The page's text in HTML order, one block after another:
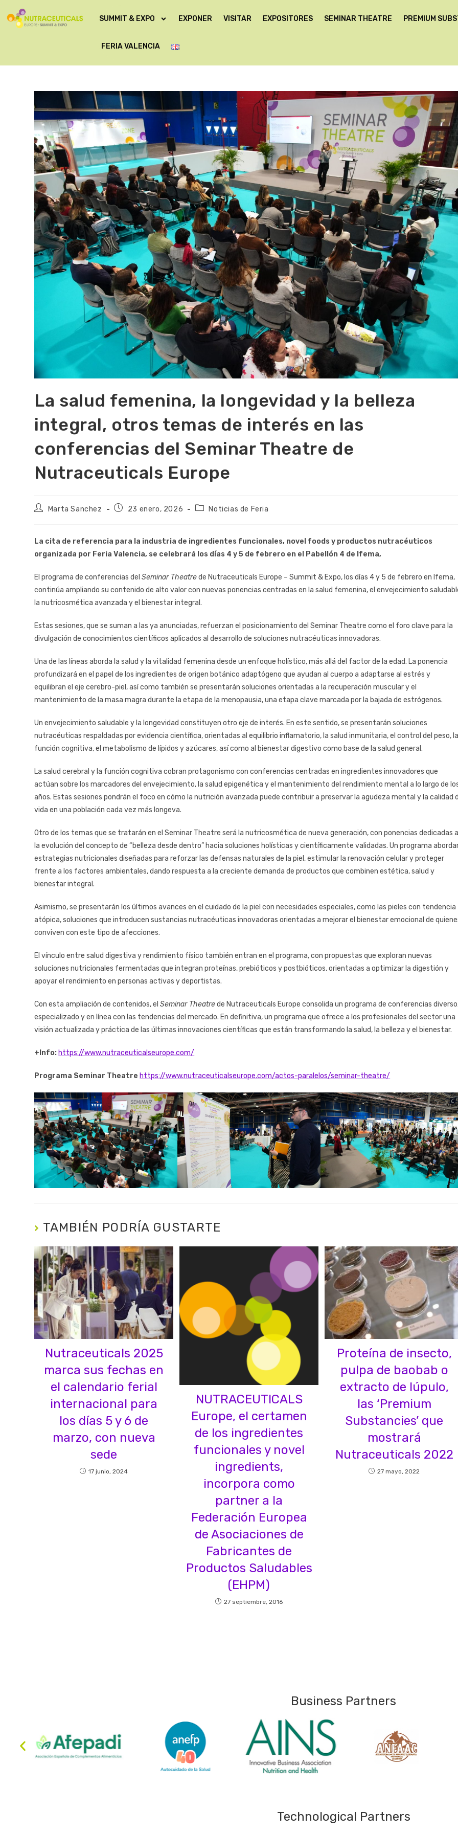
SUMMIT & EXPO EXPONER VISITAR EXPOSITORES SEMINAR THEATRE PREMIUM
FERIA VALENCIA
La salud femenina, la longevidad y la belleza
integral, otros temas de interés en las
conferencias del Seminar Theatre de
Nutraceuticals Europe
Marta Sanchez 23 enero, 2026 Noticias de Feria
La cita de referencia para la industria de ingredientes funcionales, novel foods y productos nutracéuticos
organizada por Feria Valencia, se celebrará los días 4 y 5 de febrero en el Pabellón 4 de Ifema,
El programa de conferencias delSeminar Theatrede Nutraceuticals Europe – Summit & Expo, los días 4 y 5 de febrero en Ifema,
continúa ampliando su contenido de alto valor con nuevas ponencias centradas en la salud femenina, el envejecimiento
la nutricosmética avanzada y el bienestar integral.
Estas sesiones, que se suman a las ya anunciadas, refuerzan el posicionamiento del Seminar Theatre como el foro clave para la
divulgación de conocimientos científicos aplicados al desarrollo de soluciones nutracéuticas innovadoras.
Una de las líneas aborda la salud y la vitalidad femenina desde un enfoque holístico, más allá del factor de la edad. La ponencia
profundizará en el papel de los ingredientes de origen botánico adaptógeno que ayudan al cuerpo a adaptarse al estrés y
equilibran el eje cerebro-piel, así como también se presentarán soluciones orientadas a la recuperación muscular y el
mantenimiento de la masa magra durante la etapa de la menopausia, una etapa clave marcada por la bajada de estrógenos.
Un envejecimiento saludable y la longevidad constituyen otro eje de interés. En este sentido, se presentarán soluciones
nutracéuticas respaldadas por evidencia científica, orientadas al equilibrio inflamatorio, la salud inmunitaria, el control del peso,
función cognitiva, el metabolismo de lípidos y azúcares, así como al bienestar digestivo como base de la salud general.
La salud cerebral y la función cognitiva cobran protagonismo con conferencias centradas en ingredientes innovadores que
actúan sobre los marcadores del envejecimiento, la salud epigenética y el mantenimiento del rendimiento mental a lo largo de
años. Estas sesiones pondrán el foco en cómo la nutrición avanzada puede contribuir a preservar la agudeza mental y la calidad
vida en una población cada vez más longeva.
Otro de los temas que se tratarán en el Seminar Theatre será la nutricosmética de nueva generación, con ponencias dedicadas
la evolución del concepto de “belleza desde dentro” hacia soluciones holísticas y científicamente validadas. Un programa
estrategias nutricionales diseñadas para reforzar las defensas naturales de la piel, estimular la renovación celular y proteger
frente a los factores ambientales, dando respuesta a la creciente demanda de productos que combinen estética, salud y
bienestar integral.
Asimismo, se presentarán los últimos avances en el cuidado de la piel con necesidades especiales, como las pieles con tendencia
atópica, soluciones que introducen sustancias nutracéuticas innovadoras orientadas a mejorar el bienestar emocional de
conviven con este tipo de afecciones.
El vínculo entre salud digestiva y rendimiento físico también entran en el programa, con propuestas que exploran nuevas
soluciones nutricionales fermentadas que integran proteínas, prebióticos y postbióticos, orientadas a optimizar la digestión y
apoyar el rendimiento en personas activas y deportistas.
Con esta ampliación de contenidos, elSeminar Theatrede Nutraceuticals Europe consolida un programa de conferencias
especializado y en línea con las tendencias del mercado. En definitiva, un programa que ofrece a los profesionales del sector una
visión actualizada y práctica de las últimas innovaciones científicas que están transformando la salud, la belleza y el bienestar.
+Info: https://www.nutraceuticalseurope.com/
Programa Seminar Theatre https://www.nutraceuticalseurope.com/actos-paralelos/seminar-theatre/
TAMBIÉN PODRÍA GUSTARTE
Nutraceuticals 2025
marca sus fechas en
el calendario ferial
internacional para
los días 5 y 6 de
marzo, con nueva
sede
17 junio, 2024
NUTRACEUTICALS
Europe, el certamen
de los ingredientes
funcionales y novel
ingredients,
incorpora como
partner a la
Federación Europea
de Asociaciones de
Fabricantes de
Productos Saludables
(EHPM)
27 septiembre, 2016
Proteína de insecto,
pulpa de baobab o
extracto de lúpulo,
las ‘Premium
Substancies’ que
mostrará
Nutraceuticals 2022
27 mayo, 2022
Business Partners
Technological Partners